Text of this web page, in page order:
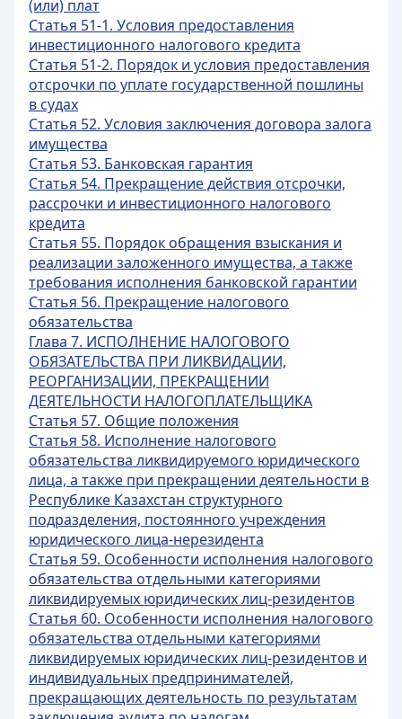
(или) плат
Статья 51-1. Условия предоставления
инвестиционного налогового кредита
Статья 51-2. Порядок и условия предоставления
отсрочки по уплате государственной пошлины
в судах
Статья 52. Условия заключения договора залога
имущества
Статья 53. Банковская гарантия
Статья 54. Прекращение действия отсрочки,
рассрочки и инвестиционного налогового
кредита
Статья 55. Порядок обращения взыскания и
реализации заложенного имущества, а также
требования исполнения банковской гарантии
Статья 56. Прекращение налогового
обязательства
Глава 7. ИСПОЛНЕНИЕ НАЛОГОВОГО
ОБЯЗАТЕЛЬСТВА ПРИ ЛИКВИДАЦИИ,
РЕОРГАНИЗАЦИИ, ПРЕКРАЩЕНИИ
ДЕЯТЕЛЬНОСТИ НАЛОГОПЛАТЕЛЬЩИКА
Статья 57. Общие положения
Статья 58. Исполнение налогового
обязательства ликвидируемого юридического
лица, а также при прекращении деятельности в
Республике Казахстан структурного
подразделения, постоянного учреждения
юридического лица-нерезидента
Статья 59. Особенности исполнения налогового
обязательства отдельными категориями
ликвидируемых юридических лиц-резидентов
Статья 60. Особенности исполнения налогового
обязательства отдельными категориями
ликвидируемых юридических лиц-резидентов и
индивидуальных предпринимателей,
прекращающих деятельность по результатам